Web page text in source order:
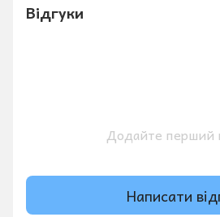
Відгуки
Додайте перший
Написати